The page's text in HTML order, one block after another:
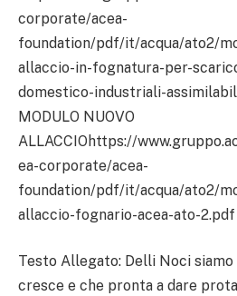
corporate/acea-
foundation/pdf/it/acqua/ato2/
allaccio-in-fognatura-per-
domestico-industriali-
MODULO NUOVO
ALLACCIOhttps://
ea-corporate/acea-
foundation/pdf/it/acqua/ato2/
allaccio-fognario-acea-ato-2.pdf
Testo Allegato: Delli Noci
cresce e che pronta a dare